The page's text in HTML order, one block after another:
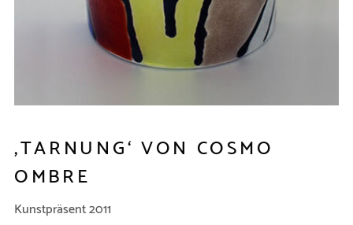
‚TARNUNG‘ VON COSMO
OMBRE
Kunstpräsent 2011